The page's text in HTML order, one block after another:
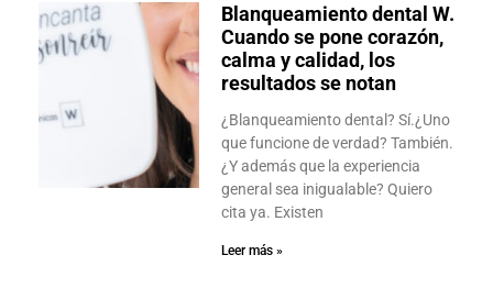
Blanqueamiento dental W.
Cuando se pone corazón,
calma y calidad, los
resultados se notan
¿Blanqueamiento dental? Sí.¿Uno
que funcione de verdad? También.
¿Y además que la experiencia
general sea inigualable? Quiero
cita ya. Existen
Leer más »